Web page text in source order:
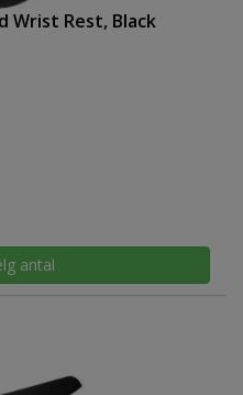
Wrist Rest, Black
antal